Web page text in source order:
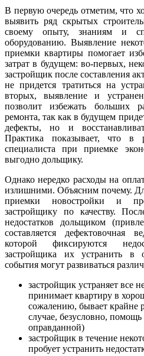
В первую очередь отметим, что
выявить ряд скрытых
своему опыту, знаниям и
оборудованию. Выявление
приемки квартиры помогает
затрат в будущем: во-первых,
застройщик после составления
не придется тратиться на
вторых, выявление и
позволит избежать больших
ремонта, так как в будущем
дефекты, но и
Практика показывает, что в
специалиста при приемке
выгодно дольщику.
Однако нередко расходы на
излишними. Объясним почему.
приемки новостройки и
застройщику по качеству.
недостатков дольщиком
составляется дефектовочная
которой фиксируются
застройщика их устранить в
события могут развиваться
застройщик устраняет все
принимает квартиру в
сожалению, бывает крайне
случае, безусловно,
оправданной)
застройщик в течение
пробует устранить